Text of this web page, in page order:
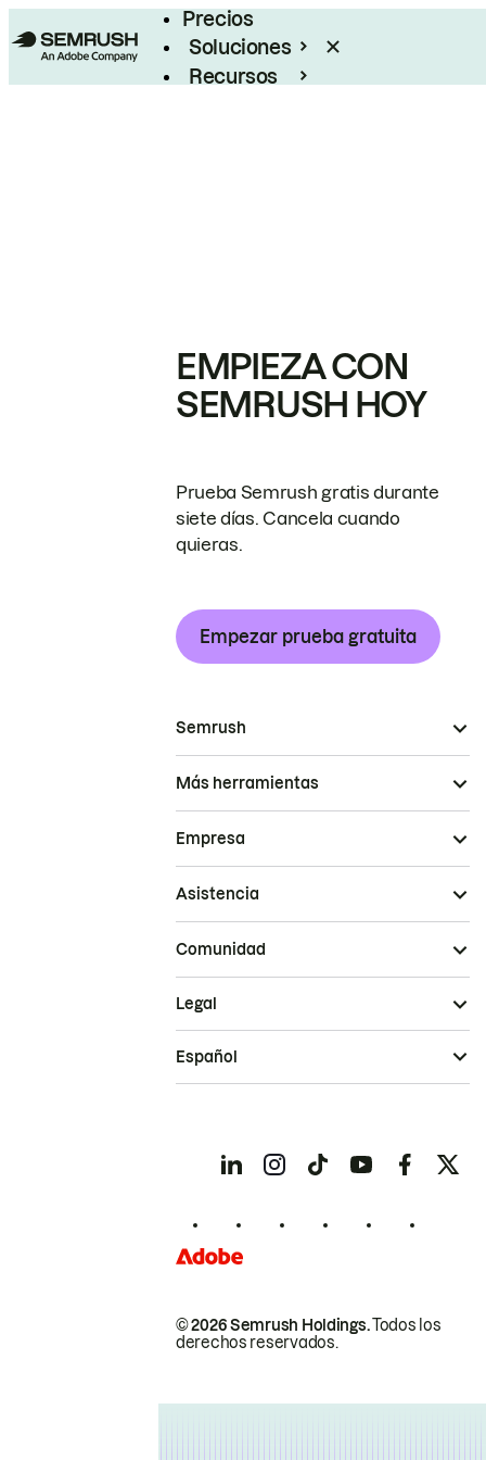
Precios
Soluciones
Recursos
EMPIEZA CON
SEMRUSH HOY
Prueba Semrush gratis durante
siete días. Cancela cuando
quieras.
Empezar prueba gratuita
Semrush
Más herramientas
Empresa
Asistencia
Comunidad
© 2026 Semrush Holdings.Todos los
derechos reservados.
Legal
Español